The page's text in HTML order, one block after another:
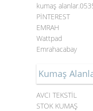
kumaş
PİNTEREST
EMRAH
Wattpad
Emrahacabay
Kumaş
AVCI TEKSTİL
STOK KUMAŞ